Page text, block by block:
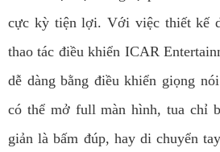
cực kỳ tiện lợi. Với việc thiết kế
thao tác điều khiển ICAR
dễ dàng bằng điều khiển giọng
có thể mở full màn hình, tua chỉ
giản là bấm đúp, hay di chuyển